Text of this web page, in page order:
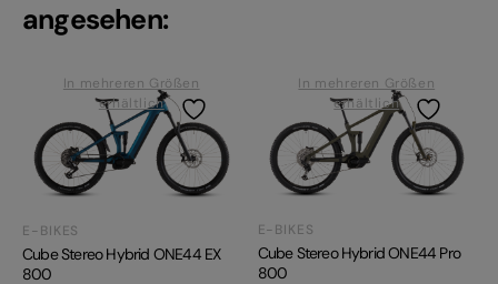
angesehen:
In mehreren Größen
erhältlich
E-BIKES
Cube Stereo Hybrid ONE44 EX
800
In mehreren Größen
erhältlich
E-BIKES
Cube Stereo Hybrid ONE44 Pro
800